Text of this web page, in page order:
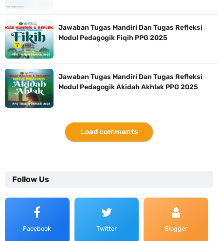
Jawaban Tugas Mandiri Dan Tugas Refleksi
Modul Pedagogik Fiqih PPG 2025
Jawaban Tugas Mandiri Dan Tugas Refleksi
Modul Pedagogik Akidah Akhlak PPG 2025
Load comments
Follow Us
Facebook Twitter Blogger